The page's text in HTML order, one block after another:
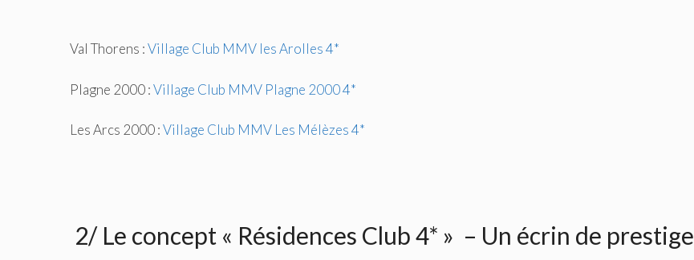
Val Thorens :Village Club MMV les Arolles 4*
Plagne 2000 :Village Club MMV Plagne 2000 4*
Les Arcs 2000 :Village Club MMV Les Mélèzes 4*
2/ Le concept « Résidences Club 4* » – Un écrin de prestige